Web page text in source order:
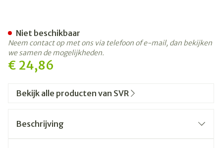
€ 24,86
Niet beschikbaar
Neem contact op met ons via telefoon of e-mail, dan bekijken
we samen de mogelijkheden.
Bekijk alle producten van SVR
Beschrijving